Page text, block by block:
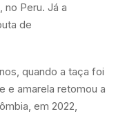
Peru. Já a
de
quando a taça foi
e amarela retomou a
em 2022,